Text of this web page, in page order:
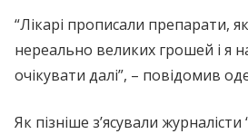
“Лікарі прописали препарати,
нереально великих грошей і я
очікувати далі”, – повідомив
Як пізніше з’ясували